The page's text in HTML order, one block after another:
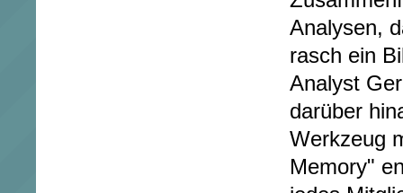
Analysen,
rasch ein
Analyst
darüber
Werkzeug
Memory"